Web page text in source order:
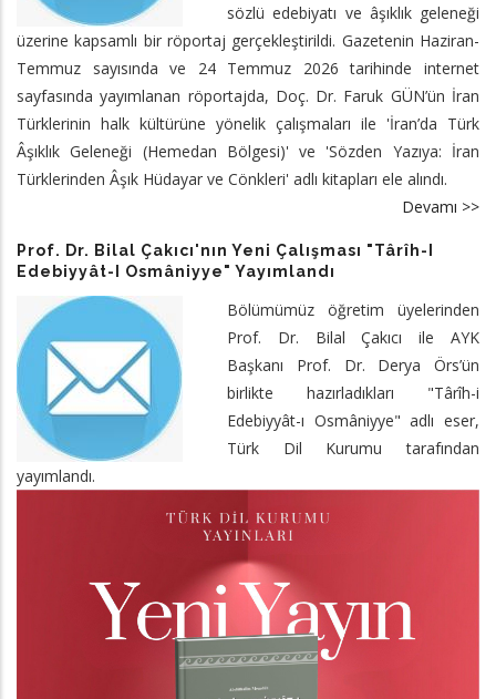
sözlü edebiyatı ve âşıklık geleneği
üzerine kapsamlı bir röportaj gerçekleştirildi. Gazetenin Haziran-
Temmuz sayısında ve 24 Temmuz 2026 tarihinde internet
sayfasında yayımlanan röportajda, Doç. Dr. Faruk GÜN’ün İran
Türklerinin halk kültürüne yönelik çalışmaları ile 'İran’da Türk
Âşıklık Geleneği (Hemedan Bölgesi)' ve 'Sözden Yazıya: İran
Türklerinden Âşık Hüdayar ve Cönkleri' adlı kitapları ele alındı.
Devamı >>
Prof. Dr. Bilal Çakıcı'nın Yeni Çalışması "Târîh-I
Edebiyyât-I Osmâniyye" Yayımlandı
Bölümümüz öğretim üyelerinden
Prof. Dr. Bilal Çakıcı ile AYK
Başkanı Prof. Dr. Derya Örs’ün
birlikte hazırladıkları "Târîh-i
Edebiyyât-ı Osmâniyye" adlı eser,
Türk Dil Kurumu tarafından
yayımlandı.